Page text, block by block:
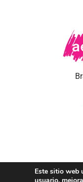
Este sitio web